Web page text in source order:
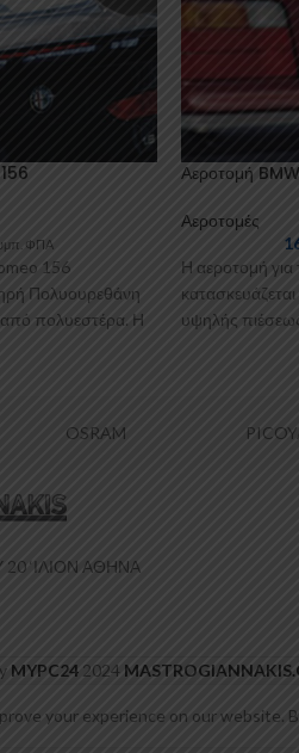
ΦΠΑ
156
Πολυουρεθάνη
πολυεστέρα. Η
Αεροτομή
Αεροτομές
Η αεροτομή
υψηλής
PICOYA Fa
‘ΙΛΙΟΝ ΑΘΗΝΑ
MYPC24 2024
your experience on our website.